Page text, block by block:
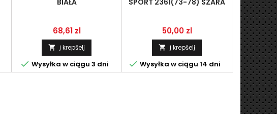
BIAŁA
Kaina
68,61 zl
 Į krepšelį
 Wysyłka w ciągu 3 dni
SPORT 2361(73-78) SZARA
Kaina
50,00 zl
 Į krepšelį
 Wysyłka w ciągu 14 dni

